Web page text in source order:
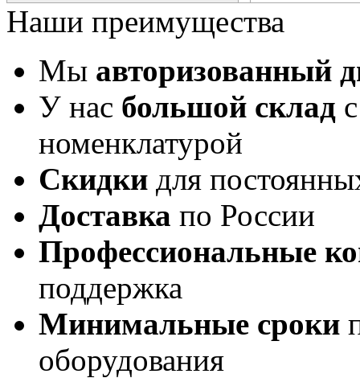
Наши преимущества
Мы авторизованный
У нас большой склад
номенклатурой
Скидки для
Доставка по России
Профессиональные
поддержка
Минимальные сроки
оборудования